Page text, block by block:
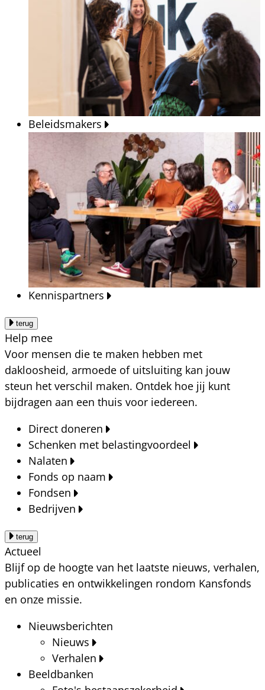
Beleidsmakers
Kennispartners
terug
Help mee
Voor mensen die te maken hebben met
dakloosheid, armoede of uitsluiting kan jouw
steun het verschil maken. Ontdek hoe jij kunt
bijdragen aan een thuis voor iedereen.
Direct doneren
Schenken met belastingvoordeel
Nalaten
Fonds op naam
Fondsen
Bedrijven
terug
Actueel
Blijf op de hoogte van het laatste nieuws, verhalen,
publicaties en ontwikkelingen rondom Kansfonds
en onze missie.
Nieuwsberichten
Nieuws
Verhalen
Beeldbanken